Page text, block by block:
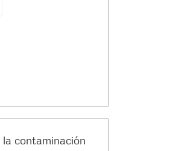
contaminación